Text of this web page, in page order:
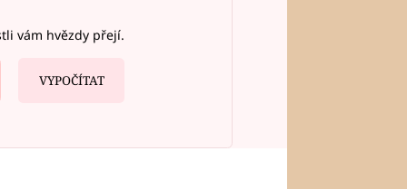
vám hvězdy přejí.
VYPOČÍTAT